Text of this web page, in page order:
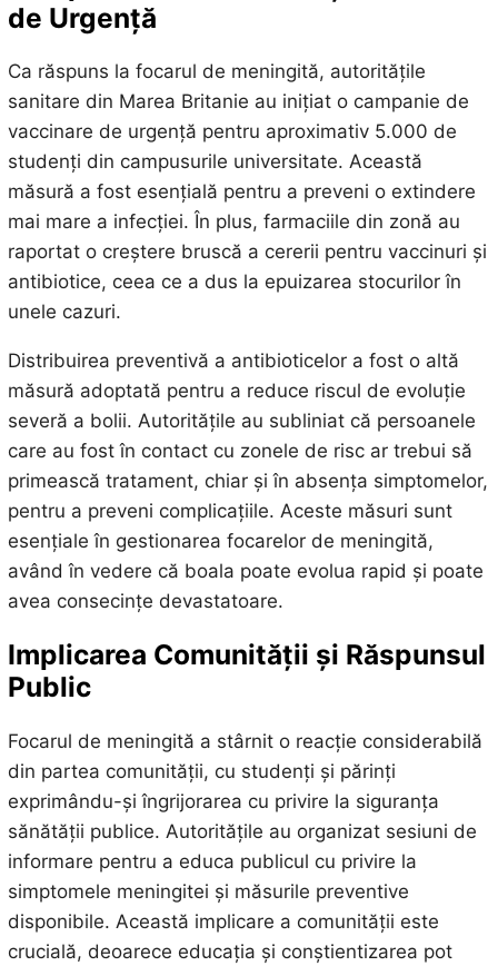
de Urgență
Ca răspuns la focarul de meningită, autoritățile
sanitare din Marea Britanie au inițiat o campanie de
vaccinare de urgență pentru aproximativ 5.000 de
studenți din campusurile universitate. Această
măsură a fost esențială pentru a preveni o extindere
mai mare a infecției. În plus, farmaciile din zonă au
raportat o creștere bruscă a cererii pentru vaccinuri și
antibiotice, ceea ce a dus la epuizarea stocurilor în
unele cazuri.
Distribuirea preventivă a antibioticelor a fost o altă
măsură adoptată pentru a reduce riscul de evoluție
severă a bolii. Autoritățile au subliniat că persoanele
care au fost în contact cu zonele de risc ar trebui să
primească tratament, chiar și în absența simptomelor,
pentru a preveni complicațiile. Aceste măsuri sunt
esențiale în gestionarea focarelor de meningită,
având în vedere că boala poate evolua rapid și poate
avea consecințe devastatoare.
Implicarea Comunității și Răspunsul
Public
Focarul de meningită a stârnit o reacție considerabilă
din partea comunității, cu studenți și părinți
exprimându-și îngrijorarea cu privire la siguranța
sănătății publice. Autoritățile au organizat sesiuni de
informare pentru a educa publicul cu privire la
simptomele meningitei și măsurile preventive
disponibile. Această implicare a comunității este
crucială, deoarece educația și conștientizarea pot